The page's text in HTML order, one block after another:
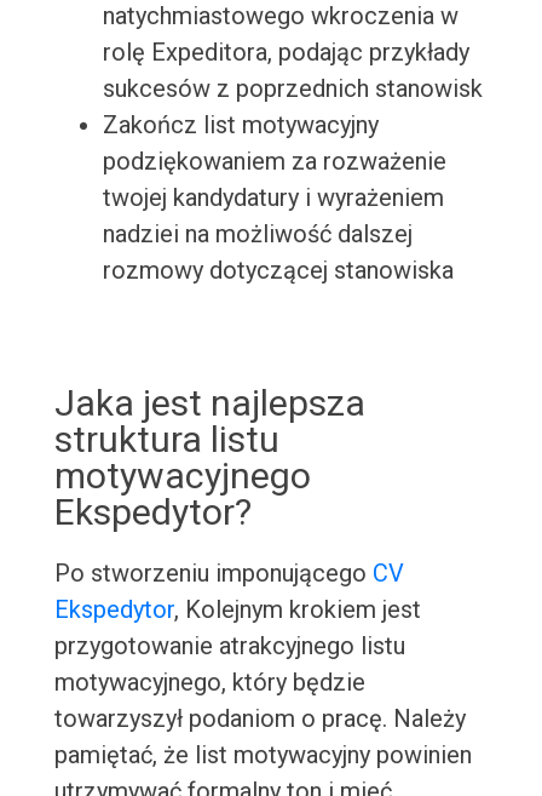
natychmiastowego wkroczenia w
rolę Expeditora, podając przykłady
sukcesów z poprzednich stanowisk
Zakończ list motywacyjny
podziękowaniem za rozważenie
twojej kandydatury i wyrażeniem
nadziei na możliwość dalszej
rozmowy dotyczącej stanowiska
Jaka jest najlepsza
struktura listu
motywacyjnego
Ekspedytor?
Po stworzeniu imponującego CV
Ekspedytor, Kolejnym krokiem jest
przygotowanie atrakcyjnego listu
motywacyjnego, który będzie
towarzyszył podaniom o pracę. Należy
pamiętać, że list motywacyjny powinien